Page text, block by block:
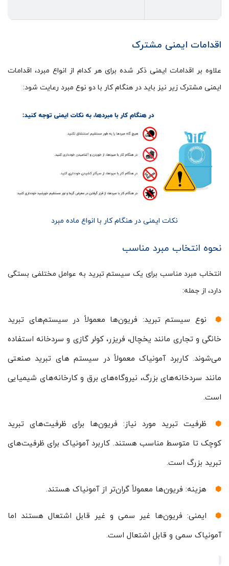
اقدامات ایمنی مشترک
علاوه بر اقدامات ایمنی ذکر شده برای هر کدام از انواع مبرد، اقدامات
ایمنی مشترک زیر نیز باید در هنگام کار با دو نوع مبرد رعایت شود:
نکات ایمنی در هنگام کار با انواع ماده مبرد
نحوه انتخاب مبرد مناسب
انتخاب مبرد مناسب برای یک سیستم تبرید به عوامل مختلفی بستگی
دارد، از جمله:
نوع سیستم تبرید: فریون‌ها معمولاً در سیستم‌های تبرید
خانگی و تجاری مانند یخچال، فریزر، کولر گازی و سردخانه استفاده
می‌شوند. کاربرد آمونیاک معمولاً در سیستم های تبرید صنعتی
مانند سردخانه‌های بزرگ، نیروگاه‌های برق و کارخانه‌های شیمیایی
است.
ظرفیت تبرید مورد نیاز: فریون‌ها برای ظرفیت‌های تبرید
کوچک تا متوسط ​​مناسب هستند. کاربرد آمونیاک برای ظرفیت‌های
تبرید بزرگ است.
هزینه: فریون‌ها معمولاً گران‌تر از آمونیاک هستند.
ایمنی: فریون‌ها غیر سمی و غیر قابل اشتعال هستند اما
آمونیاک سمی و قابل اشتعال است.